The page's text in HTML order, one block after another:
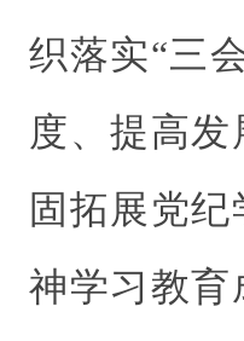
织落实“三
度、提高
固拓展党
神学习教育